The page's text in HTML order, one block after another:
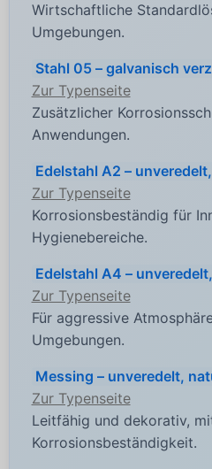
Wirtschaftliche
Umgebungen.
Stahl 05 – galvanisch
Zur Typenseite
Zusätzlicher
Anwendungen.
Edelstahl A2 –
Zur Typenseite
Korrosionsbeständig für
Hygienebereiche.
Edelstahl A4 –
Zur Typenseite
Für aggressive
Umgebungen.
Messing – unveredelt,
Zur Typenseite
Leitfähig und dekorativ,
Korrosionsbeständigkeit.